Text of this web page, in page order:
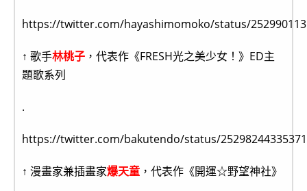
https://twitter.com/hayashimomoko/status/
↑ 歌手林桃子 ，代表作《FRESH光之美少女！》ED主
題歌系列
.
https://twitter.com/bakutendo/status/
↑ 漫畫家兼插畫家爆天童 ，代表作《開運☆野望神社》